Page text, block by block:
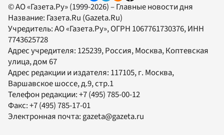
© АО «Газета.Ру» (1999-2026) – Главные новости дня
Название: Газета.Ru (Gazeta.Ru)
Учредитель:АО «Газета.Ру», ОГРН 1067761730376, ИНН
7743625728
Адрес учредителя: 125239, Россия, Москва, Коптевская
улица, дом 67
Адрес редакции и издателя: 117105, г. Москва,
Варшавское шоссе, д.9, стр.1
Телефон редакции:+7 (495) 785-00-12
Факс:+7 (495) 785-17-01
Электронная почта: gazeta@gazeta.ru